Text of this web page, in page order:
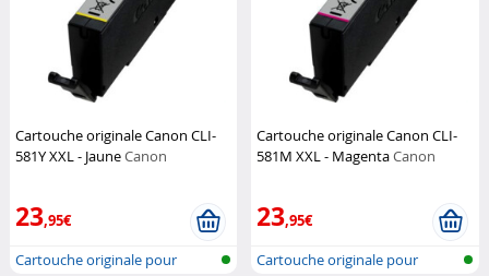
Cartouche originale Canon CLI-
581Y XXL - JauneCanon
23,95€
Cartouche originale pour
Cartouche originale Canon CLI-
581M XXL - MagentaCanon
23,95€
Cartouche originale pour